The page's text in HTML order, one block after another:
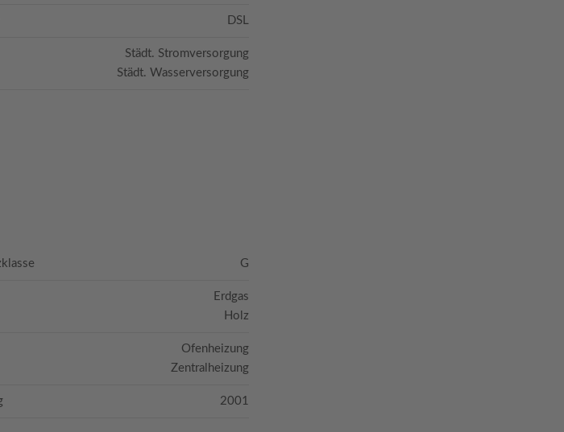
DSL
Städt. Stromversorgung
Städt. Wasserversorgung
G
Erdgas
Holz
Ofenheizung
Zentralheizung
2001